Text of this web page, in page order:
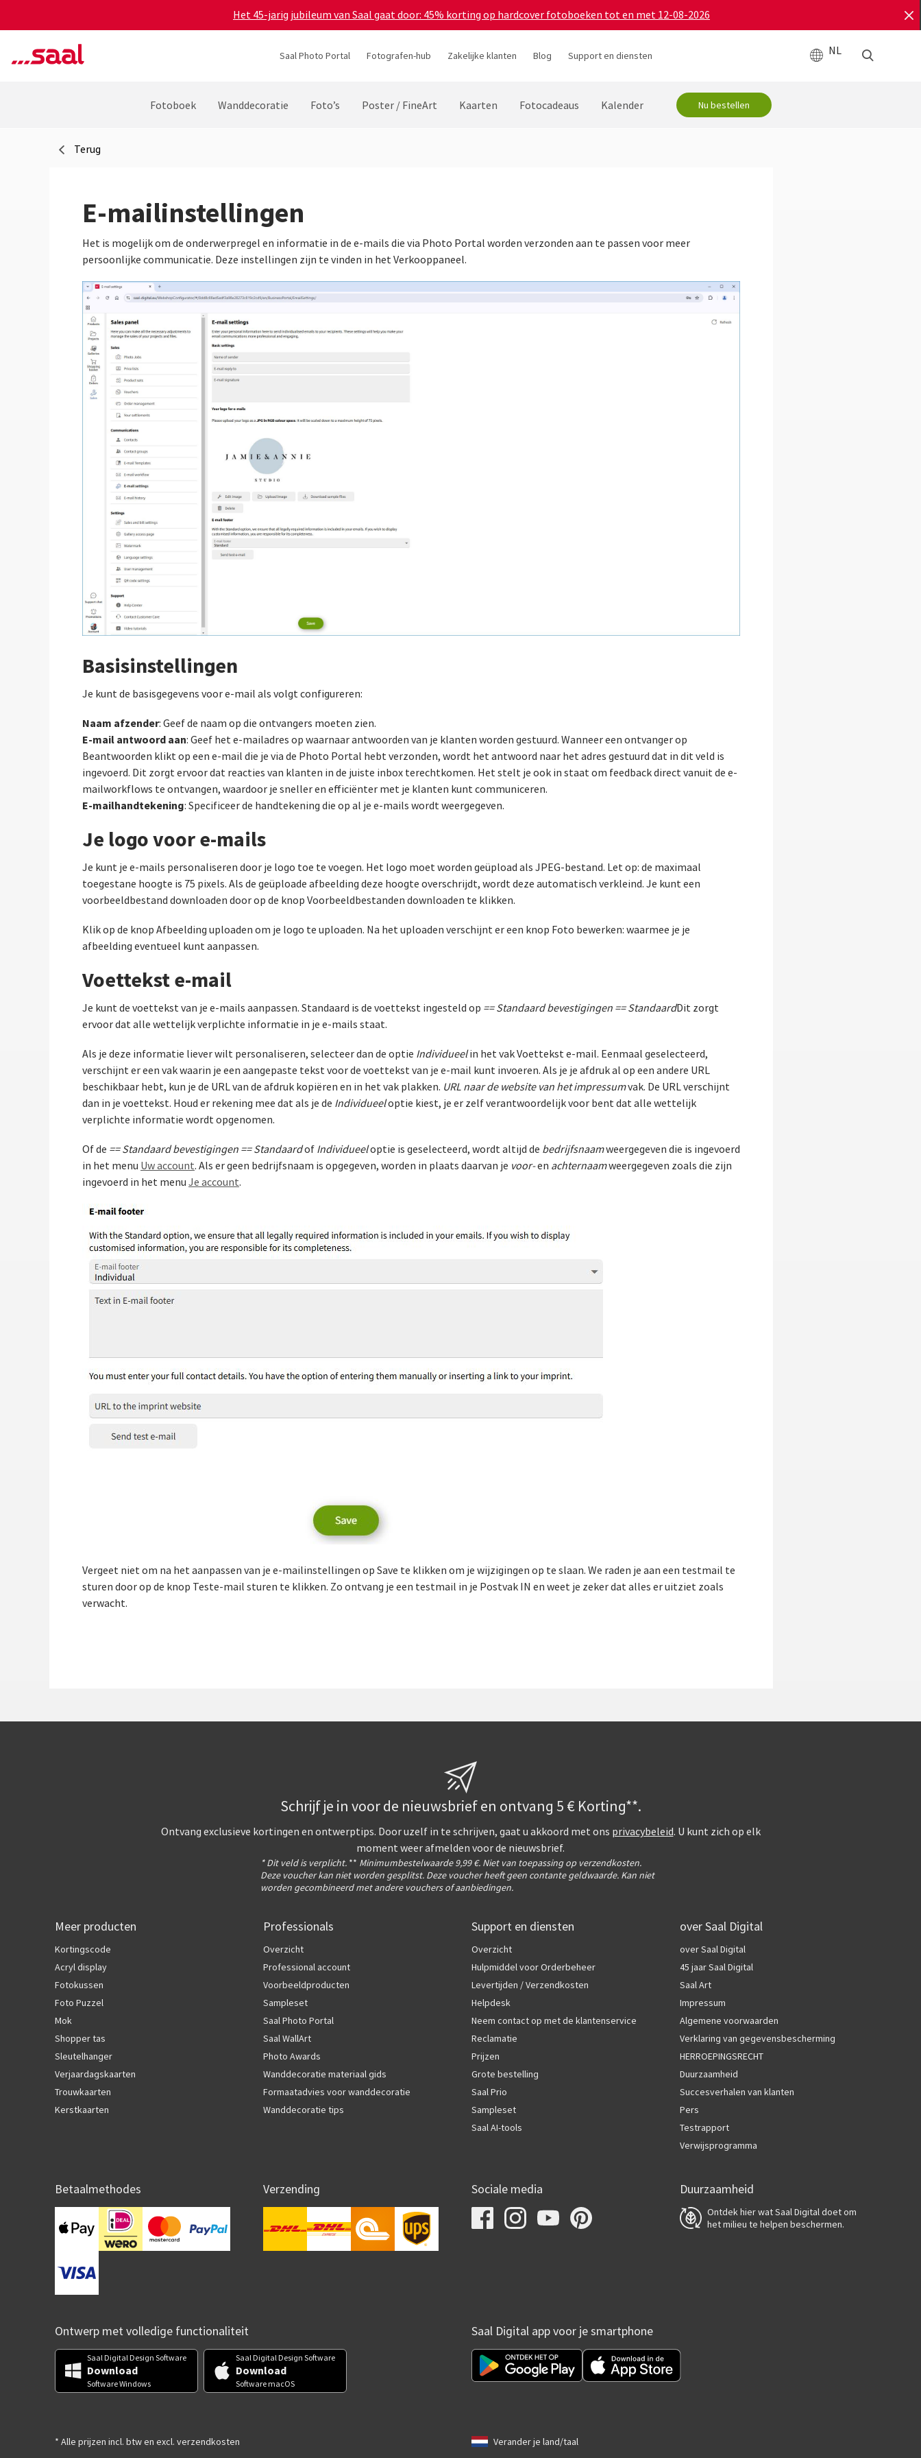
Het 45-jarig jubileum van Saal gaat door: 45% korting op hardcover fotoboeken tot en met 12-08-2026
Saal Photo Portal Fotografen-hub Zakelijke klanten Blog Support en diensten NL
Fotoboek Wanddecoratie Foto’s Poster / FineArt Kaarten Fotocadeaus Kalender Nu bestellen
Terug
E-mailinstellingen
Het is mogelijk om de onderwerpregel en informatie in de e-mails die via Photo Portal worden verzonden aan te passen voor meer
persoonlijke communicatie. Deze instellingen zijn te vinden in het Verkooppaneel.
Basisinstellingen
Je kunt de basisgegevens voor e-mail als volgt configureren:
Naam afzender: Geef de naam op die ontvangers moeten zien.
E-mail antwoord aan: Geef het e-mailadres op waarnaar antwoorden van je klanten worden gestuurd. Wanneer een ontvanger op
Beantwoorden klikt op een e-mail die je via de Photo Portal hebt verzonden, wordt het antwoord naar het adres gestuurd dat in dit veld is
ingevoerd. Dit zorgt ervoor dat reacties van klanten in de juiste inbox terechtkomen. Het stelt je ook in staat om feedback direct vanuit de e-
mailworkflows te ontvangen, waardoor je sneller en efficiënter met je klanten kunt communiceren.
E-mailhandtekening: Specificeer de handtekening die op al je e-mails wordt weergegeven.
Je logo voor e-mails
Je kunt je e-mails personaliseren door je logo toe te voegen. Het logo moet worden geüpload als JPEG-bestand. Let op: de maximaal
toegestane hoogte is 75 pixels. Als de geüploade afbeelding deze hoogte overschrijdt, wordt deze automatisch verkleind. Je kunt een
voorbeeldbestand downloaden door op de knop Voorbeeldbestanden downloaden te klikken.
Klik op de knop Afbeelding uploaden om je logo te uploaden. Na het uploaden verschijnt er een knop Foto bewerken: waarmee je je
afbeelding eventueel kunt aanpassen.
Voettekst e-mail
Je kunt de voettekst van je e-mails aanpassen. Standaard is de voettekst ingesteld op == Standaard bevestigingen == StandaardDit zorgt
ervoor dat alle wettelijk verplichte informatie in je e-mails staat.
Als je deze informatie liever wilt personaliseren, selecteer dan de optie Individueelin het vak Voettekst e-mail. Eenmaal geselecteerd,
verschijnt er een vak waarin je een aangepaste tekst voor de voettekst van je e-mail kunt invoeren. Als je je afdruk al op een andere URL
beschikbaar hebt, kun je de URL van de afdruk kopiëren en in het vak plakken. URL naar de website van het impressumvak. De URL verschijnt
dan in je voettekst. Houd er rekening mee dat als je de Individueeloptie kiest, je er zelf verantwoordelijk voor bent dat alle wettelijk
verplichte informatie wordt opgenomen.
Of de == Standaard bevestigingen == Standaardof Individueeloptie is geselecteerd, wordt altijd de bedrijfsnaamweergegeven die is ingevoerd
in het menu Uw account. Als er geen bedrijfsnaam is opgegeven, worden in plaats daarvan je voor-en achternaamweergegeven zoals die zijn
ingevoerd in het menu Je account.
Vergeet niet om na het aanpassen van je e-mailinstellingen op Save te klikken om je wijzigingen op te slaan. We raden je aan een testmail te
sturen door op de knop Teste-mail sturen te klikken. Zo ontvang je een testmail in je Postvak IN en weet je zeker dat alles er uitziet zoals
verwacht.
Schrijf je in voor de nieuwsbrief en ontvang 5 € Korting**.
Ontvang exclusieve kortingen en ontwerptips. Door uzelf in te schrijven, gaat u akkoord met ons privacybeleid. U kunt zich op elk
moment weer afmelden voor de nieuwsbrief.
* Dit veld is verplicht. ** Minimumbestelwaarde 9,99 €. Niet van toepassing op verzendkosten.
Deze voucher kan niet worden gesplitst. Deze voucher heeft geen contante geldwaarde. Kan niet
worden gecombineerd met andere vouchers of aanbiedingen.
Meer producten
Kortingscode
Acryl display
Fotokussen
Foto Puzzel
Mok
Shopper tas
Sleutelhanger
Verjaardagskaarten
Trouwkaarten
Kerstkaarten
Professionals
Overzicht
Professional account
Voorbeeldproducten
Sampleset
Saal Photo Portal
Saal WallArt
Photo Awards
Wanddecoratie materiaal gids
Formaatadvies voor wanddecoratie
Wanddecoratie tips
Support en diensten
Overzicht
Hulpmiddel voor Orderbeheer
Levertijden / Verzendkosten
Helpdesk
Neem contact op met de klantenservice
Reclamatie
Prijzen
Grote bestelling
Saal Prio
Sampleset
Saal AI-tools
over Saal Digital
over Saal Digital
45 jaar Saal Digital
Saal Art
Impressum
Algemene voorwaarden
Verklaring van gegevensbescherming
HERROEPINGSRECHT
Duurzaamheid
Succesverhalen van klanten
Pers
Testrapport
Verwijsprogramma
Betaalmethodes Verzending Sociale media Duurzaamheid
Ontdek hier wat Saal Digital doet om
het milieu te helpen beschermen.
Ontwerp met volledige functionaliteit
Saal Digital Design Software
Download
Software Windows
Saal Digital Design Software
Download
Software macOS
Saal Digital app voor je smartphone
* Alle prijzen incl. btw en excl. verzendkosten Verander je land/taal